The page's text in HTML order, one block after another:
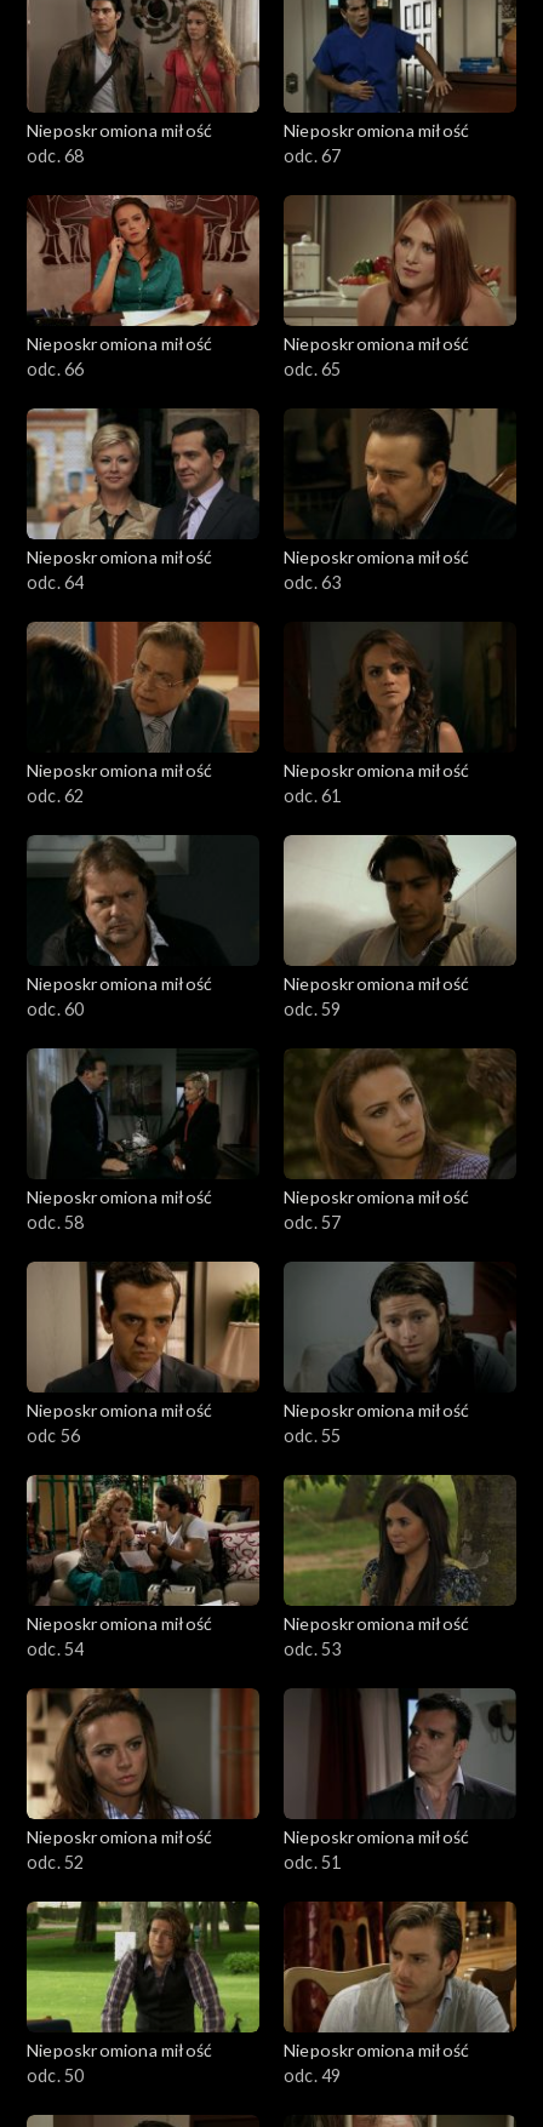
Nieposkromiona miłość
odc. 68
Nieposkromiona miłość
odc. 67
Nieposkromiona miłość
odc. 66
Nieposkromiona miłość
odc. 65
Nieposkromiona miłość
odc. 64
Nieposkromiona miłość
odc. 63
Nieposkromiona miłość
odc. 62
Nieposkromiona miłość
odc. 61
Nieposkromiona miłość
odc. 60
Nieposkromiona miłość
odc. 59
Nieposkromiona miłość
odc. 58
Nieposkromiona miłość
odc. 57
Nieposkromiona miłość
odc 56
Nieposkromiona miłość
odc. 55
Nieposkromiona miłość
odc. 54
Nieposkromiona miłość
odc. 53
Nieposkromiona miłość
odc. 52
Nieposkromiona miłość
odc. 51
Nieposkromiona miłość
odc. 50
Nieposkromiona miłość
odc. 49